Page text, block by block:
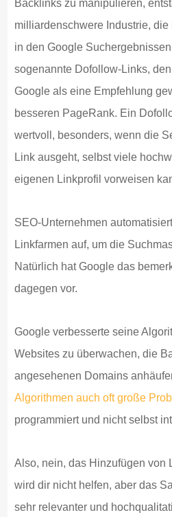
Backlinks zu manipulieren,
milliardenschwere Industrie,
in den Google
sogenannte Dofollow-Links,
Google als eine Empfehlung
besseren PageRank. Ein
wertvoll, besonders, wenn die
Link ausgeht, selbst viele
eigenen Linkprofil vorweisen
SEO-Unternehmen
Linkfarmen auf, um die
Natürlich hat Google das
dagegen vor.
Google verbesserte seine
Websites zu überwachen, die
angesehenen Domains
Algorithmen auch oft große
programmiert und nicht selbst
Also, nein, das Hinzufügen von
wird dir nicht helfen, aber das
sehr relevanter und